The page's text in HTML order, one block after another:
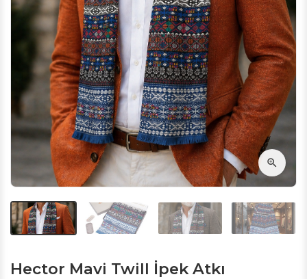
Hector Mavi Twill İpek Atkı